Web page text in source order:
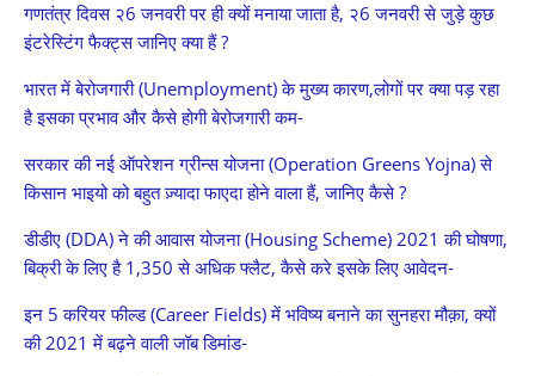
गणतंत्र दिवस २6 जनवरी पर ही क्यों मनाया जाता है, २6 जनवरी से जुड़े कुछ
इंटरेस्टिंग फैक्ट्स जानिए क्या हैं ?
भारत में बेरोजगारी (Unemployment) के मुख्य कारण,लोगों पर क्या पड़ रहा
है इसका प्रभाव और कैसे होगी बेरोजगारी कम-
सरकार की नई ऑपरेशन ग्रीन्स योजना (Operation Greens Yojna) से
किसान भाइयो को बहुत ज़्यादा फाएदा होने वाला हैं, जानिए कैसे ?
डीडीए (DDA) ने की आवास योजना (Housing Scheme) 2021 की घोषणा,
बिक्री के लिए है 1,350 से अधिक फ्लैट, कैसे करे इसके लिए आवेदन-
इन 5 करियर फील्ड (Career Fields) में भविष्य बनाने का सुनहरा मौक़ा, क्यों
की 2021 में बढ़ने वाली जॉब डिमांड-